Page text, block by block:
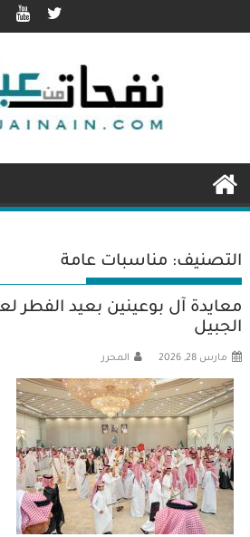
to
التصنيف: مناسبات عامة
الجبيل
مارس 28, 2026 المحرر